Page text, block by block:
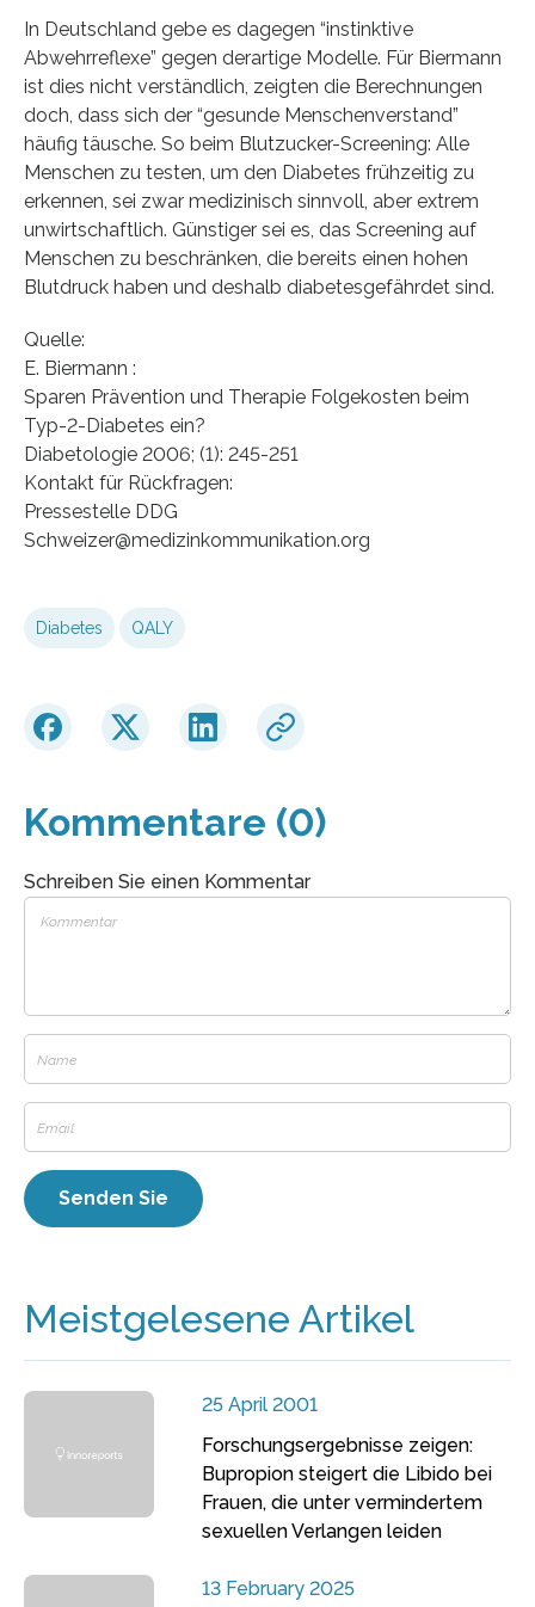
In Deutschland gebe es dagegen “instinktive
Abwehrreflexe” gegen derartige Modelle. Für Biermann
ist dies nicht verständlich, zeigten die Berechnungen
doch, dass sich der “gesunde Menschenverstand”
häufig täusche. So beim Blutzucker-Screening: Alle
Menschen zu testen, um den Diabetes frühzeitig zu
erkennen, sei zwar medizinisch sinnvoll, aber extrem
unwirtschaftlich. Günstiger sei es, das Screening auf
Menschen zu beschränken, die bereits einen hohen
Blutdruck haben und deshalb diabetesgefährdet sind.
Quelle:
E. Biermann :
Sparen Prävention und Therapie Folgekosten beim
Typ-2-Diabetes ein?
Diabetologie 2006; (1): 245-251
Kontakt für Rückfragen:
Pressestelle DDG
Schweizer@medizinkommunikation.org
Diabetes QALY
Kommentare (0)
Schreiben Sie einen Kommentar
Meistgelesene Artikel
25 April 2001
Forschungsergebnisse zeigen:
Bupropion steigert die Libido bei
Frauen, die unter vermindertem
sexuellen Verlangen leiden
13 February 2025